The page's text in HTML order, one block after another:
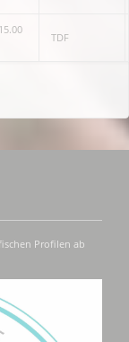
TDF
Profilen ab